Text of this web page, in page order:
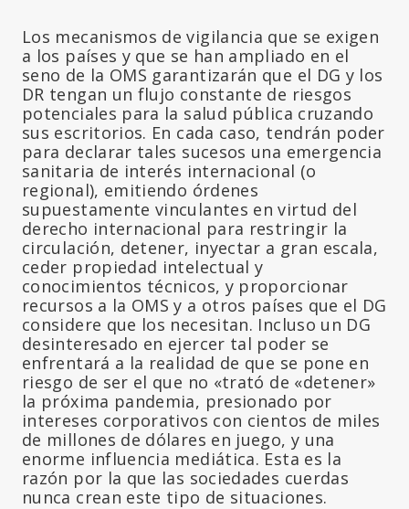
Los mecanismos de vigilancia que se exigen
a los países y que se han ampliado en el
seno de la OMS garantizarán que el DG y los
DR tengan un flujo constante de riesgos
potenciales para la salud pública cruzando
sus escritorios. En cada caso, tendrán poder
para declarar tales sucesos una emergencia
sanitaria de interés internacional (o
regional), emitiendo órdenes
supuestamente vinculantes en virtud del
derecho internacional para restringir la
circulación, detener, inyectar a gran escala,
ceder propiedad intelectual y
conocimientos técnicos, y proporcionar
recursos a la OMS y a otros países que el DG
considere que los necesitan. Incluso un DG
desinteresado en ejercer tal poder se
enfrentará a la realidad de que se pone en
riesgo de ser el que no «trató de «detener»
la próxima pandemia, presionado por
intereses corporativos con cientos de miles
de millones de dólares en juego, y una
enorme influencia mediática. Esta es la
razón por la que las sociedades cuerdas
nunca crean este tipo de situaciones.